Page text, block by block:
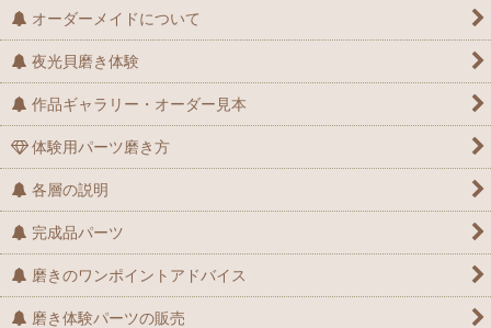
オーダーメイドについて
夜光貝磨き体験
作品ギャラリー・オーダー見本
体験用パーツ磨き方
各層の説明
完成品パーツ
磨きのワンポイントアドバイス
磨き体験パーツの販売